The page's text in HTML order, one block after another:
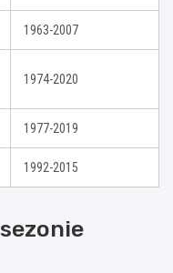
1963-2007
1974-2020
1977-2019
1992-2015